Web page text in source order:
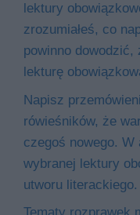
lektury
zrozumiałeś, co
powinno
lekturę
Napisz
rówieśników, że
czegoś nowego. W
wybranej lektury
utworu literackiego.